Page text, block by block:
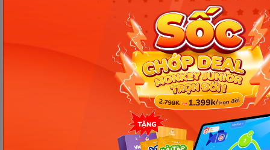
đồng thời tránh các lỗi ngữ pháp thường gặp.
Chia sẻ ngay
Thông tin trong bài viết được tổng hợp nhằm
mục đích tham khảo và có thể thay đổi mà
không cần báo trước. Quý khách vui lòng
kiểm tra lại qua các kênh chính thức hoặc liên
hệ trực tiếp với đơn vị liên quan để nắm bắt